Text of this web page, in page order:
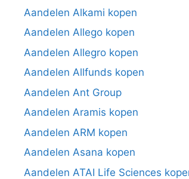
Aandelen Alkami kopen
Aandelen Allego kopen
Aandelen Allegro kopen
Aandelen Allfunds kopen
Aandelen Ant Group
Aandelen Aramis kopen
Aandelen ARM kopen
Aandelen Asana kopen
Aandelen ATAI Life Sciences